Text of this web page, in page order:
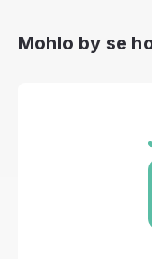
Mohlo by se